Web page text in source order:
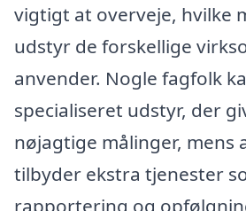
vigtigt at overveje, hvilke
udstyr de forskellige
anvender. Nogle fagfolk
specialiseret udstyr, der
nøjagtige målinger, mens
tilbyder ekstra tjenester
rapportering og